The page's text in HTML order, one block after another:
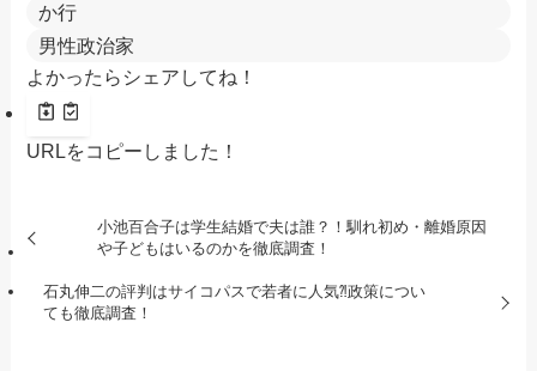
か行
男性政治家
よかったらシェアしてね！
URLをコピーしました！
小池百合子は学生結婚で夫は誰？！馴れ初め・離婚原因
や子どもはいるのかを徹底調査！
石丸伸二の評判はサイコパスで若者に人気⁈政策につい
ても徹底調査！